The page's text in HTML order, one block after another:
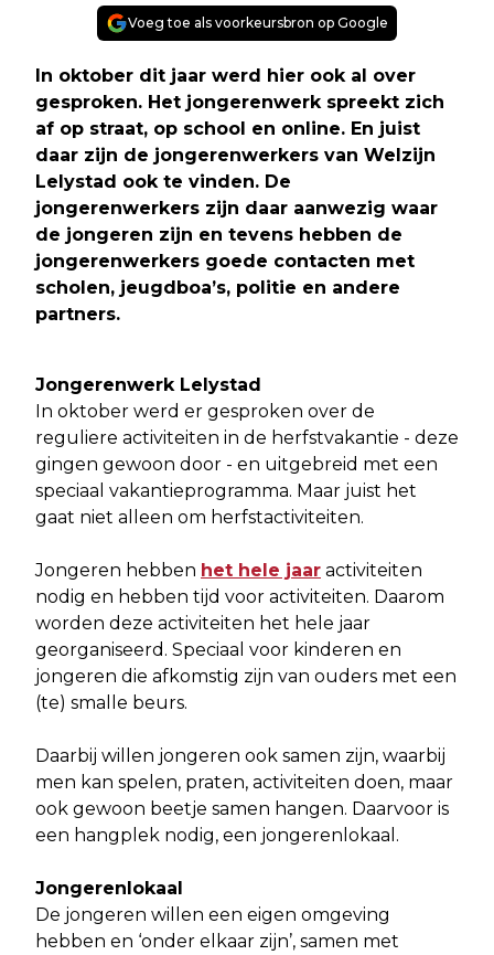
Voeg toe als voorkeursbron op Google
In oktober dit jaar werd hier ook al over
gesproken. Het jongerenwerk spreekt zich
af op straat, op school en online. En juist
daar zijn de jongerenwerkers van Welzijn
Lelystad ook te vinden. De
jongerenwerkers zijn daar aanwezig waar
de jongeren zijn en tevens hebben de
jongerenwerkers goede contacten met
scholen, jeugdboa’s, politie en andere
partners.
Jongerenwerk Lelystad
In oktober werd er gesproken over de
reguliere activiteiten in de herfstvakantie - deze
gingen gewoon door - en uitgebreid met een
speciaal vakantieprogramma. Maar juist het
gaat niet alleen om herfstactiviteiten.
Jongeren hebben het hele jaar activiteiten
nodig en hebben tijd voor activiteiten. Daarom
worden deze activiteiten het hele jaar
georganiseerd. Speciaal voor kinderen en
jongeren die afkomstig zijn van ouders met een
(te) smalle beurs.
Daarbij willen jongeren ook samen zijn, waarbij
men kan spelen, praten, activiteiten doen, maar
ook gewoon beetje samen hangen. Daarvoor is
een hangplek nodig, een jongerenlokaal.
Jongerenlokaal
De jongeren willen een eigen omgeving
hebben en ‘onder elkaar zijn’, samen met